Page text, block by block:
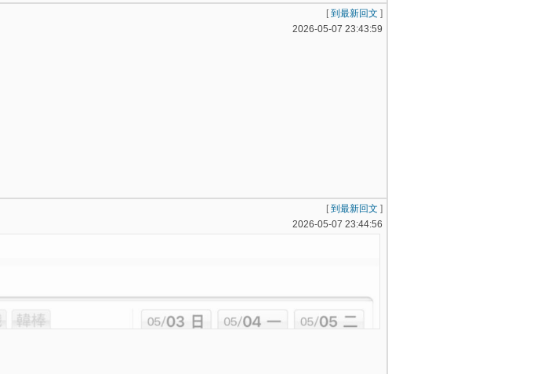
[到最新回文 ]
2026-05-07 23:43:59
[到最新回文 ]
2026-05-07 23:44:56